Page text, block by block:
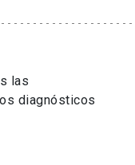
las
diagnósticos